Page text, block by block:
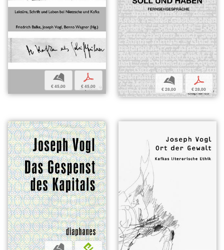
b
€ 45,00
p
€ 45,00
b
€ 28,00
p
€ 28,00
b e